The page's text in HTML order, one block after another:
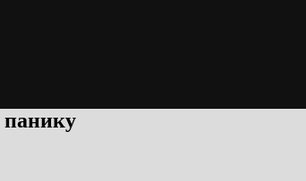
панику